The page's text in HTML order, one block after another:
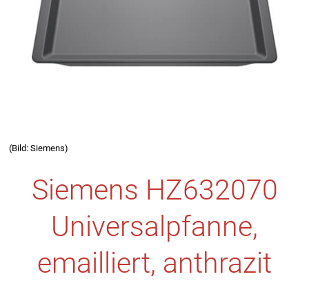
(Bild: Siemens)
Siemens HZ632070
Universalpfanne,
emailliert, anthrazit